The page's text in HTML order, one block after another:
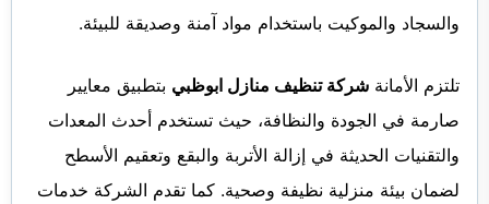
والسجاد والموكيت باستخدام مواد آمنة وصديقة للبيئة.
تلتزم الأمانة شركة تنظيف منازل ابوظبي بتطبيق معايير
صارمة في الجودة والنظافة، حيث تستخدم أحدث المعدات
والتقنيات الحديثة في إزالة الأتربة والبقع وتعقيم الأسطح
لضمان بيئة منزلية نظيفة وصحية. كما تقدم الشركة خدمات